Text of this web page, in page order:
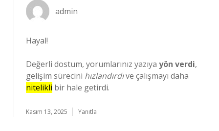
admin
Hayal!
Değerli dostum, yorumlarınız yazıya yön verdi,
gelişim sürecini hızlandırdıve çalışmayı daha
nitelikli bir hale getirdi.
Kasım 13, 2025 Yanıtla